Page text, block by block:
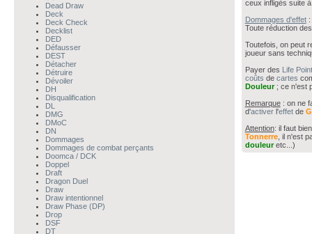
Dead Draw
Deck
Deck Check
Decklist
DED
Défausser
DEST
Détacher
Détruire
Dévoiler
DH
Disqualification
DL
DMG
DMoC
DN
Dommages
Dommages de combat perçants
Doomca / DCK
Doppel
Draft
Dragon Duel
Draw
Draw intentionnel
Draw Phase (DP)
Drop
DSF
DT
ceux infligés suite
Dommages d'effet:
Toute réduction
Toutefois, on peut
joueur sans
Payer des
Life
coûts de cartes
Douleur; ce n'est
Remarque: on ne
d'activerl'effet de
Attention: il faut
Tonnerre, il n'est
douleuretc...)